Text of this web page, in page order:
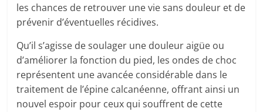
les chances de retrouver une vie sans douleur et de
prévenir d’éventuelles récidives.
Qu’il s’agisse de soulager une douleur aigüe ou
d’améliorer la fonction du pied, les ondes de choc
représentent une avancée considérable dans le
traitement de l’épine calcanéenne, offrant ainsi un
nouvel espoir pour ceux qui souffrent de cette